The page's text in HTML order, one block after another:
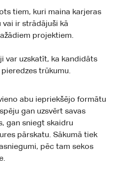
tiem, kuri maina karjeras
vai ir strādājuši kā
projektiem.
var uzskatīt, ka kandidāts
trūkumu.
abu iepriekšējo formātu
gan uzsvērt savas
gan sniegt skaidru
pārskatu. Sākumā tiek
pēc tam sekos